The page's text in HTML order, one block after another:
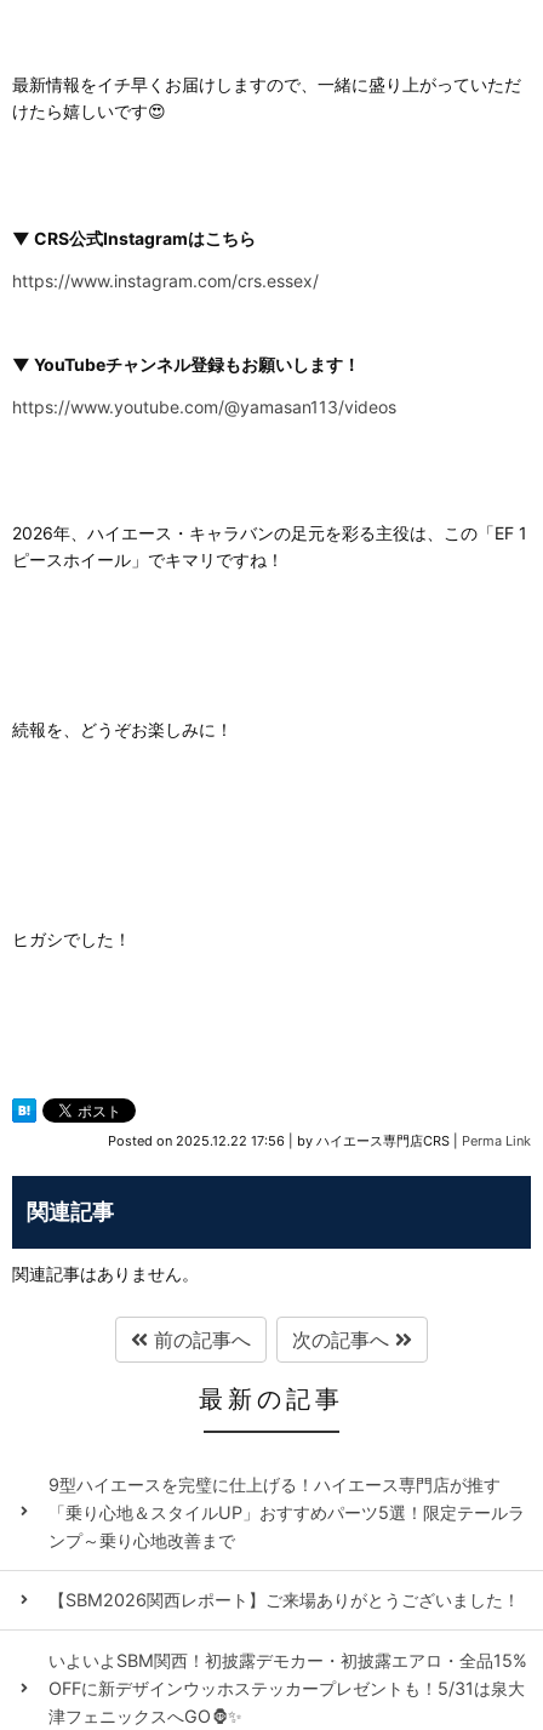
最新情報をイチ早くお届けしますので、一緒に盛り上がっていただ
けたら嬉しいです😍
▼ CRS公式Instagramはこちら
https://www.instagram.com/crs.essex/
▼ YouTubeチャンネル登録もお願いします！
https://www.youtube.com/@yamasan113/videos
2026年、ハイエース・キャラバンの足元を彩る主役は、この「EF 1
ピースホイール」でキマリですね！
続報を、どうぞお楽しみに！
ヒガシでした！
Posted on 2025.12.22 17:56 by ハイエース専門店CRS Perma Link
関連記事
関連記事はありません。
前の記事へ 次の記事へ
最新の記事
9型ハイエースを完璧に仕上げる！ハイエース専門店が推す
「乗り心地＆スタイルUP」おすすめパーツ5選！限定テールラ
ンプ～乗り心地改善まで
【SBM2026関西レポート】ご来場ありがとうございました！
いよいよSBM関西！初披露デモカー・初披露エアロ・全品15%
OFFに新デザインウッホステッカープレゼントも！5/31は泉大
津フェニックスへGO🦍✨